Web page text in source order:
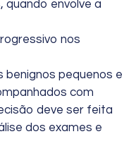
quando envolve a
nos
benignos pequenos e
com
deve ser feita
dos exames e